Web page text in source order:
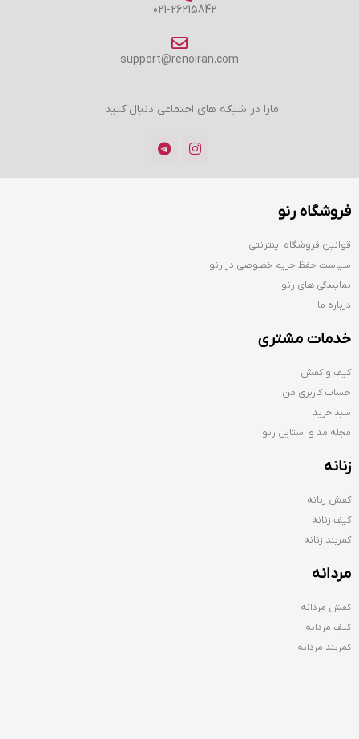
021-26215842
support@renoiran.com
مارا در شبکه های اجتماعی دنبال کنید
فروشگاه رنو
قوانین فروشگاه اینترنتی
سیاست حفظ حریم خصوصی در رنو
نمایندگی های رنو
درباره ما
خدمات مشتری
کیف و کفش
حساب کاربری من
سبد خرید
مجله مد و استایل رنو
زنانه
کفش زنانه
کیف زنانه
کمربند زنانه
مردانه
کفش مردانه
کیف مردانه
کمربند مردانه